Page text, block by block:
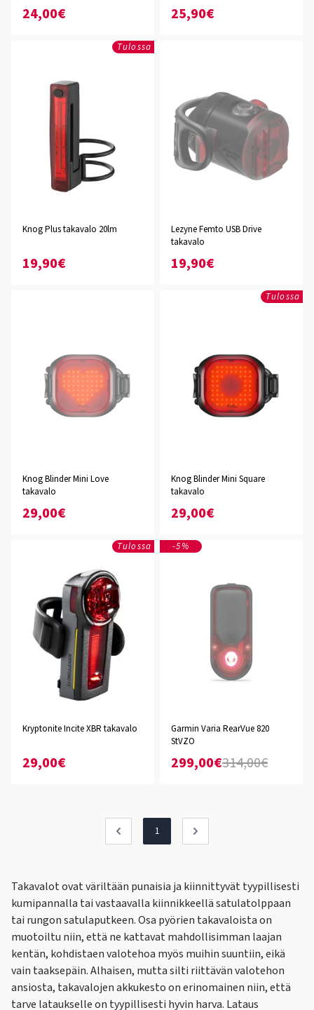
24,00€ 25,90€
Tulossa
Knog Plus takavalo 20lm
19,90€
Lezyne Femto USB Drive
takavalo
19,90€
Knog Blinder Mini Love
takavalo
29,00€
Tulossa
Knog Blinder Mini Square
takavalo
29,00€
Tulossa
Kryptonite Incite XBR takavalo
29,00€
-5%
Garmin Varia RearVue 820
StVZO
299,00€314,00€
1
Takavalot ovat väriltään punaisia ja kiinnittyvät tyypillisesti
kumipannalla tai vastaavalla kiinnikkeellä satulatolppaan
tai rungon satulaputkeen. Osa pyörien takavaloista on
muotoiltu niin, että ne kattavat mahdollisimman laajan
kentän, kohdistaen valotehoa myös muihin suuntiin, eikä
vain taaksepäin. Alhaisen, mutta silti riittävän valotehon
ansiosta, takavalojen akkukesto on erinomainen niin, että
tarve lataukselle on tyypillisesti hyvin harva. Lataus